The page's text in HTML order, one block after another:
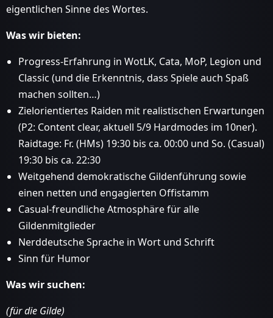
eigentlichen Sinne des Wortes.
Was wir bieten:
Progress-Erfahrung in WotLK, Cata, MoP, Legion und
Classic (und die Erkenntnis, dass Spiele auch Spaß
machen sollten…)
Zielorientiertes Raiden mit realistischen Erwartungen
(P2: Content clear, aktuell 5/9 Hardmodes im 10ner).
Raidtage: Fr. (HMs) 19:30 bis ca. 00:00 und So. (Casual)
19:30 bis ca. 22:30
Weitgehend demokratische Gildenführung sowie
einen netten und engagierten Offistamm
Casual-freundliche Atmosphäre für alle
Gildenmitglieder
Nerddeutsche Sprache in Wort und Schrift
Sinn für Humor
Was wir suchen:
(für die Gilde)